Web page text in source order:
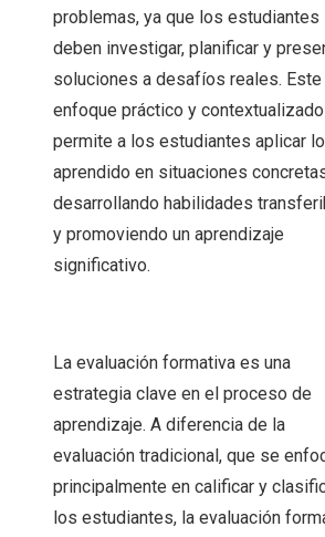
problemas, ya que los estudiantes
deben investigar, planificar y
soluciones a desafíos reales. Este
enfoque práctico y contextualizado
permite a los estudiantes aplicar lo
aprendido en situaciones
desarrollando habilidades
y promoviendo un aprendizaje
significativo.
La evaluación formativa es una
estrategia clave en el proceso de
aprendizaje. A diferencia de la
evaluación tradicional, que se
principalmente en calificar y
los estudiantes, la evaluación